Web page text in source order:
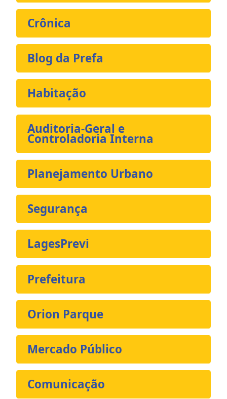
Crônica
Blog da Prefa
Habitação
Auditoria-Geral e
Controladoria Interna
Planejamento Urbano
Segurança
LagesPrevi
Prefeitura
Orion Parque
Mercado Público
Comunicação